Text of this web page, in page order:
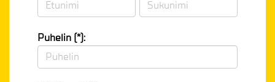
Puhelin (*):